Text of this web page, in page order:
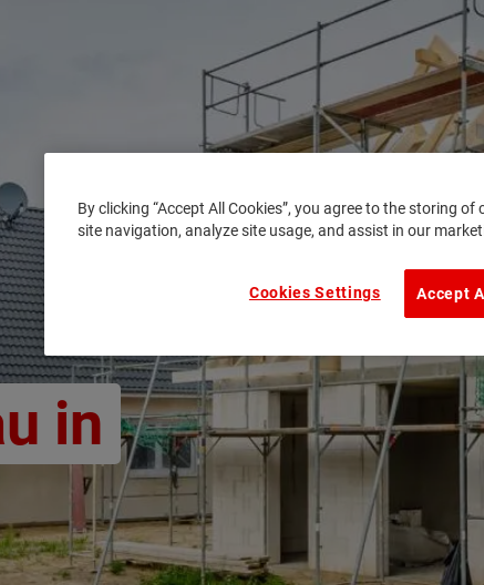
in
By clicking “Accept All Cookies”, you agree to the storing
site navigation, analyze site usage, and assist in our
Accept
Cookies Settings